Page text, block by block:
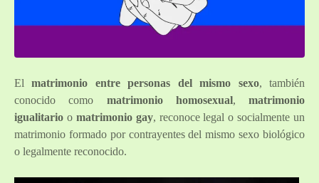
Elmatrimonio entre personas del mismo sexo, también
conocido como matrimonio homosexual, matrimonio
igualitario o matrimonio gay, reconoce legal o socialmente un
matrimonio formado por contrayentes del mismo sexo biológico
o legalmente reconocido.